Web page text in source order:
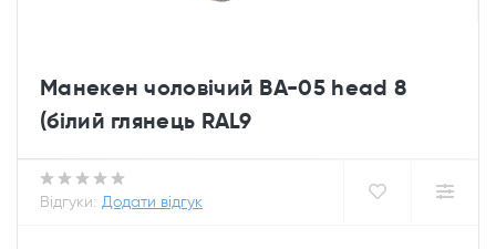
Манекен чоловічий ВА-05 head 8
(білий глянець RAL9
Відгуки: Додати відгук